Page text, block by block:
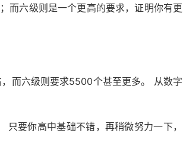
而六级则是一个更高的要求，证明你有更
而六级则要求5500个甚至更多。 从数字
要你高中基础不错，再稍微努力一下，